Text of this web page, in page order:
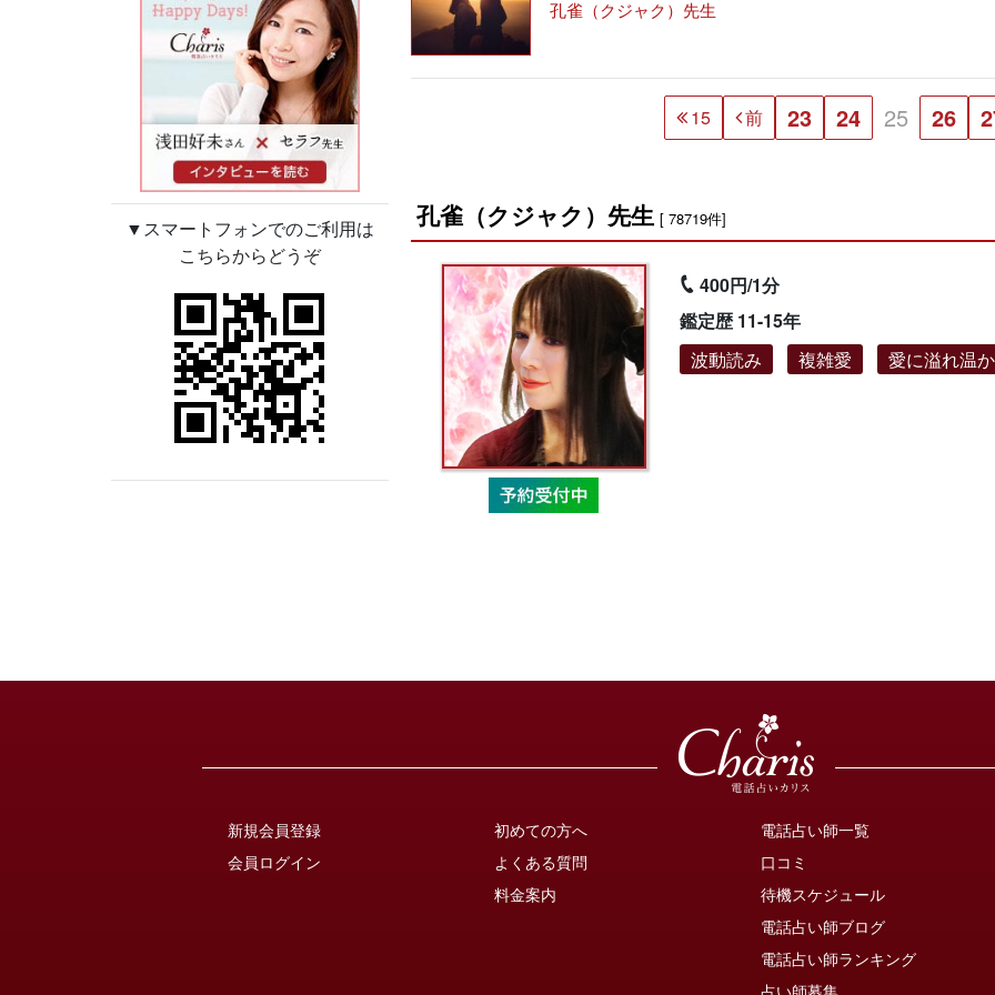
▼スマートフォンでのご利用は
こちらからどうぞ
孔雀（クジャク）先生
15 前 23 24 25 26
孔雀（クジャク）先生 [ 78719件]
400円/1分
鑑定歴 11-15年
波動読み
複雑愛 愛に溢れ温
新規会員登録
会員ログイン
初めての方へ
よくある質問
料金案内
電話占い師一覧
口コミ
待機スケジュール
電話占い師ブログ
電話占い師ランキング
占い師募集